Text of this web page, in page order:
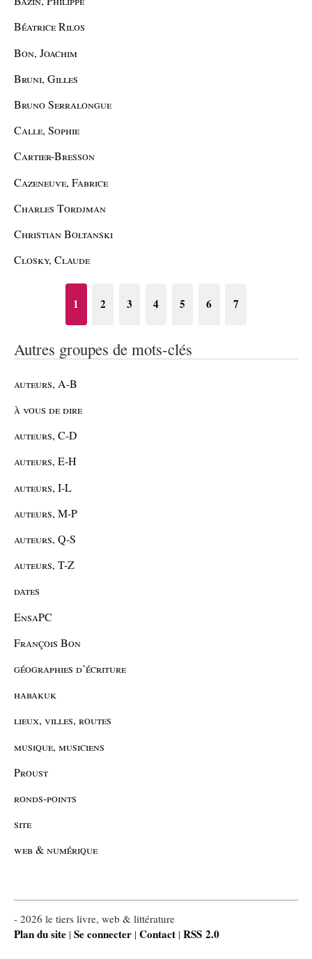
Béatrice Rilos
Bon, Joachim
Bruni, Gilles
Bruno Serralongue
Calle, Sophie
Cartier-Bresson
Cazeneuve, Fabrice
Charles Tordjman
Christian Boltanski
Closky, Claude
1 2 3 4 5 6 7
Autres groupes de mots-clés
auteurs, A-B
à vous de dire
auteurs, C-D
auteurs, E-H
auteurs, I-L
auteurs, M-P
auteurs, Q-S
auteurs, T-Z
dates
EnsaPC
François Bon
géographies d’écriture
habakuk
lieux, villes, routes
musique, musiciens
Proust
ronds-points
site
web & numérique
- 2026 le tiers livre, web & littérature
Plan du site | Se connecter | Contact | RSS 2.0